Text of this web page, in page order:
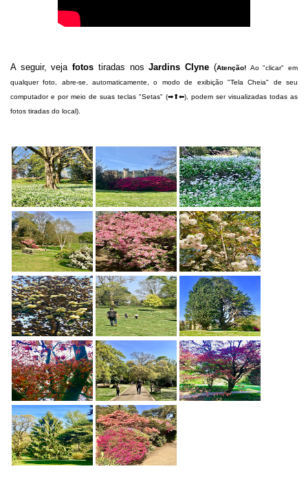
A seguir, vejafotos tiradas nosJardins Clyne (Atenção! Ao "clicar" em
qualquer foto, abre-se, automaticamente, o modo de exibição "Tela Cheia" de seu
computador e por meio de suas teclas "Setas" (➡⬆⬅), podem ser visualizadas todas as
fotos tiradas do local).